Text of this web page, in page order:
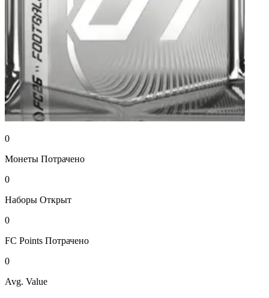
0
Монеты Потрачено
0
Наборы Открыт
0
FC Points Потрачено
0
Avg. Value